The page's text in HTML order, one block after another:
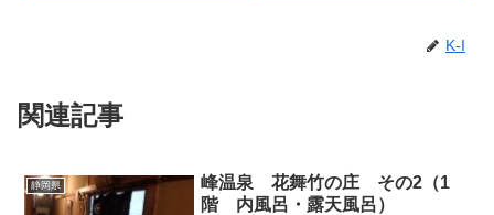
K-I
関連記事
静岡県
峰温泉 花舞竹の庄 その2（1
階 内風呂・露天風呂）